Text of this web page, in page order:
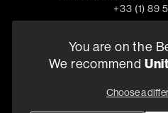
+33 (1) 89
Politique de confidentialité
You are on the
We recommend
Choose a